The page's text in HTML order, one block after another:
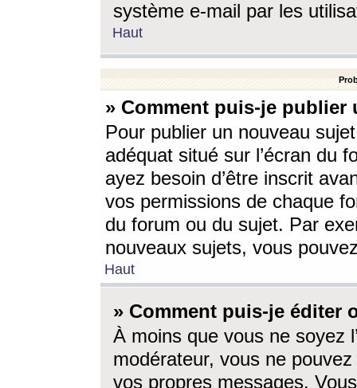
système e-mail par les
Haut
» Comment puis-je
Pour publier un nouveau
adéquat situé sur l’écran du
ayez besoin d’être inscrit
vos permissions de chaque
du forum ou du sujet. Par
nouveaux sujets, vous
Haut
» Comment puis-je éditer
À moins que vous ne soyez
modérateur, vous ne
vos propres messages.